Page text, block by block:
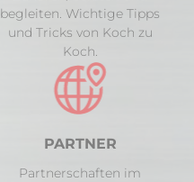
begleiten. Wichtige Tipps
und Tricks von Koch zu
Koch.
PARTNER
Partnerschaften im